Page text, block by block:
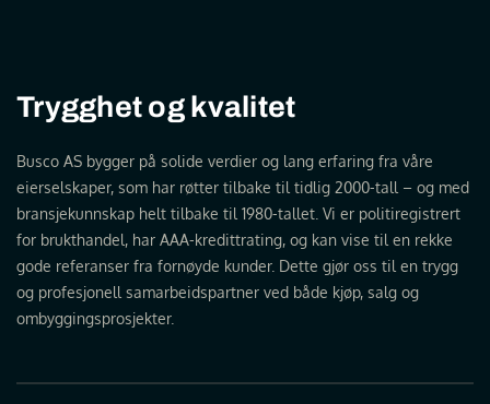
Trygghet og kvalitet
Busco AS bygger på solide verdier og lang erfaring fra våre
eierselskaper, som har røtter tilbake til tidlig 2000-tall – og med
bransjekunnskap helt tilbake til 1980-tallet. Vi er politiregistrert
for brukthandel, har AAA-kredittrating, og kan vise til en rekke
gode referanser fra fornøyde kunder. Dette gjør oss til en trygg
og profesjonell samarbeidspartner ved både kjøp, salg og
ombyggingsprosjekter.